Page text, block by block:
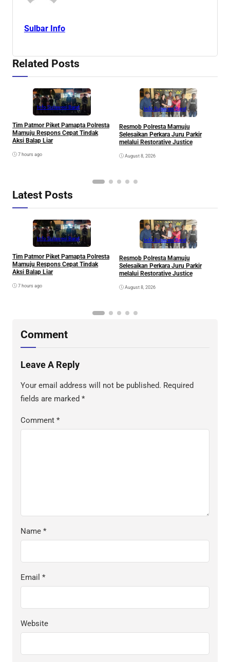
Sulbar Info
Related Posts
Info Sulawesi Barat
Tim Patmor Piket Pamapta Polresta
Mamuju Respons Cepat Tindak
Aksi Balap Liar
7 hours ago
Info Sulawesi Barat
Resmob Polresta Mamuju
Selesaikan Perkara Juru Parkir
melalui Restorative Justice
August 8, 2026
Latest Posts
Info Sulawesi Barat
Tim Patmor Piket Pamapta Polresta
Mamuju Respons Cepat Tindak
Aksi Balap Liar
7 hours ago
Info Sulawesi Barat
Resmob Polresta Mamuju
Selesaikan Perkara Juru Parkir
melalui Restorative Justice
August 8, 2026
Comment
Leave A Reply
Your email address will not be published. Required
fields are marked *
Comment *
Name *
Email *
Website